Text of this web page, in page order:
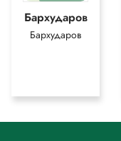
Бархударов
Бархударов